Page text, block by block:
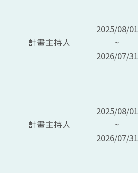
計畫主持人
2025/08/01
~
2026/07/31
計畫主持人
2025/08/01
~
2026/07/31